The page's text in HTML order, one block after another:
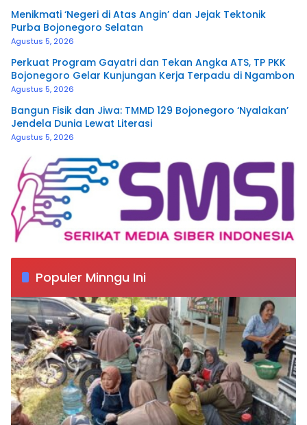
Menikmati ‘Negeri di Atas Angin’ dan Jejak Tektonik
Purba Bojonegoro Selatan
Agustus 5, 2026
Perkuat Program Gayatri dan Tekan Angka ATS, TP PKK
Bojonegoro Gelar Kunjungan Kerja Terpadu di Ngambon
Agustus 5, 2026
Bangun Fisik dan Jiwa: TMMD 129 Bojonegoro ‘Nyalakan’
Jendela Dunia Lewat Literasi
Agustus 5, 2026
Populer Minngu Ini